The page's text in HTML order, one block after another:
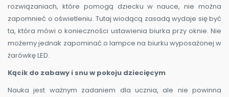
rozwiązaniach, które pomogą dziecku w nauce, nie można
zapomnieć o oświetleniu. Tutaj wiodącą zasadą wydaje się być
ta, która mówi o konieczności ustawienia biurka przy oknie. Nie
możemy jednak zapominać o lampce na biurku wyposażonej w
żarówkę LED.
Kącik do zabawy i snu w pokoju dziecięcym
Nauka jest ważnym zadaniem dla ucznia, ale nie powinna